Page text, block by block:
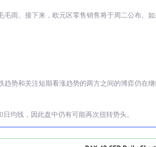
雨。接下来，欧元区零售销售将于周二公布。
势和关注短期看涨趋势的两方之间的博弈仍在
日均线，因此盘中仍有可能再次扭转势头。